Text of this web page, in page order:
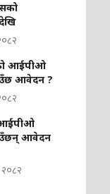
आईपीओ
आवेदन ?
आईपीओ
आवेदन